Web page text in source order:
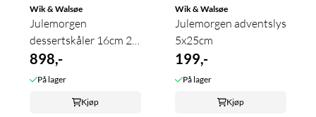
Wik & Walsøe
Julemorgen
dessertskåler 16cm 2-
pk
898,-
På lager
Kjøp
Wik & Walsøe
Julemorgen adventslys
5x25cm
199,-
På lager
Kjøp